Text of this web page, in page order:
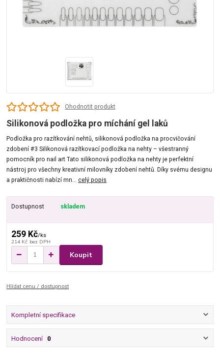
Ohodnotit produkt
Silikonová podložka pro míchání gel laků
Podložka pro razítkování nehtů, silikonová podložka na procvičování
zdobení #3 Silikonová razítkovací podložka na nehty – všestranný
pomocník pro nail art Tato silikonová podložka na nehty je perfektní
nástroj pro všechny kreativní milovníky zdobení nehtů. Díky svému designu
a praktičnosti nabízí mn...celý popis
Dostupnost skladem
259 Kč/ks
214 Kč bez DPH
Koupit
Hlídat cenu / dostupnost
Kompletní specifikace
Hodnocení 0